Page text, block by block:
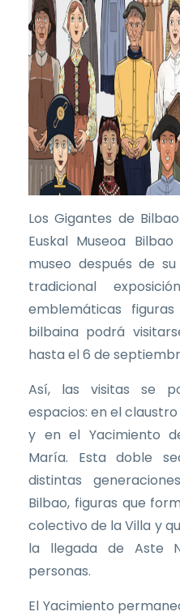
Los Gigantes de
Euskal Museoa
museo después de
tradicional
emblemáticas
bilbaina podrá
hasta el 6 de
Así, las visitas se
espacios: en el
y en el Yacimiento
María. Esta doble
distintas
Bilbao, figuras que
colectivo de la Villa y
la llegada de Aste
personas.
El Yacimiento